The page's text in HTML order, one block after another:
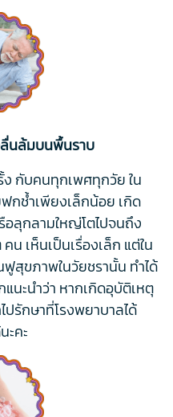
นล้มบนพื้นราบ
กับคนทุกเพศทุกวัย ใน
กช้ำเพียงเล็กน้อย เกิด
ลุกลามใหญ่โตไปจนถึง
เห็นเป็นเรื่องเล็ก แต่ใน
ฟูสุขภาพในวัยชรานั้น ทำได้
นะนำว่า หากเกิดอุบัติเหตุ
รักษาที่โรงพยาบาลได้
ะคะ